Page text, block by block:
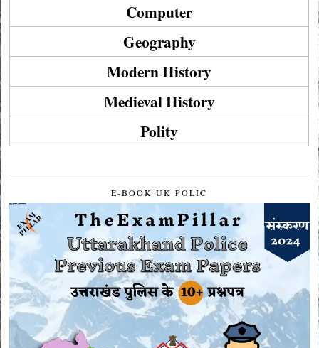
Computer
Geography
Modern History
Medieval History
Polity
E-BOOK UK POLIC